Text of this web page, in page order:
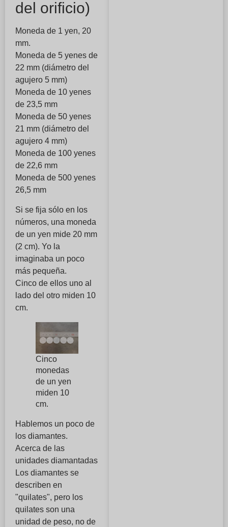
del orificio)
Moneda de 1 yen, 20
mm.
Moneda de 5 yenes de
22 mm (diámetro del
agujero 5 mm)
Moneda de 10 yenes
de 23,5 mm
Moneda de 50 yenes
21 mm (diámetro del
agujero 4 mm)
Moneda de 100 yenes
de 22,6 mm
Moneda de 500 yenes
26,5 mm
Si se fija sólo en los
números, una moneda
de un yen mide 20 mm
(2 cm). Yo la
imaginaba un poco
más pequeña.
Cinco de ellos uno al
lado del otro miden 10
cm.
Cinco
monedas
de un yen
miden 10
cm.
Hablemos un poco de
los diamantes.
Acerca de las
unidades diamantadas
Los diamantes se
describen en
"quilates", pero los
quilates son una
unidad de peso, no de